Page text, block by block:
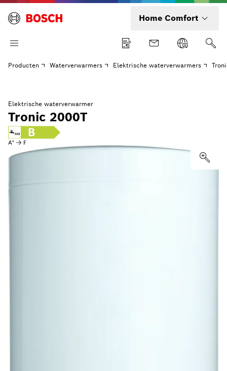
Home Comfort
Producten Waterverwarmers Elektrische waterverwarmers
Elektrische waterverwarmer
Tronic 2000T